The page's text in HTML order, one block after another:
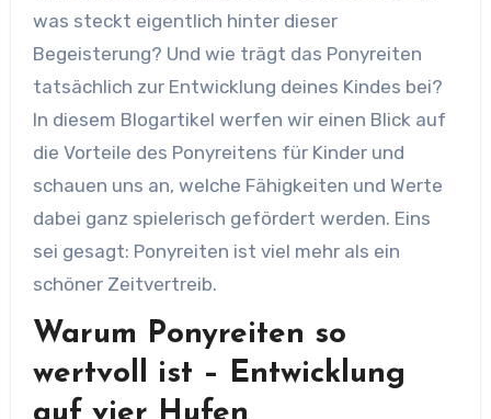
was steckt eigentlich hinter dieser
Begeisterung? Und wie trägt das Ponyreiten
tatsächlich zur Entwicklung deines Kindes bei?
In diesem Blogartikel werfen wir einen Blick auf
die Vorteile des Ponyreitens für Kinder und
schauen uns an, welche Fähigkeiten und Werte
dabei ganz spielerisch gefördert werden. Eins
sei gesagt: Ponyreiten ist viel mehr als ein
schöner Zeitvertreib.
Warum Ponyreiten so
wertvoll ist – Entwicklung